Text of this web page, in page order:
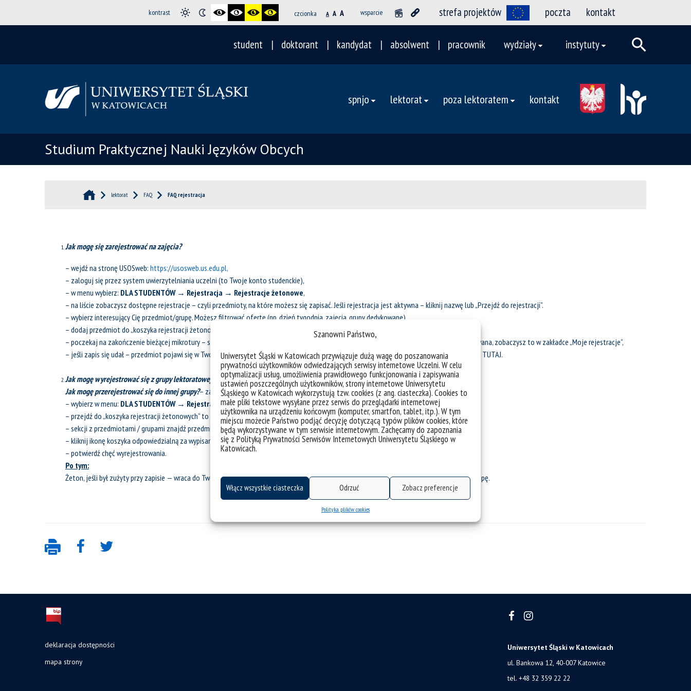
Szanowni Państwo,
Uniwersytet Śląski w Katowicach przywiązuje dużą wagę do poszanowania
prywatności użytkowników odwiedzających serwisy internetowe Uczelni. W celu
optymalizacji usług, umożliwienia prawidłowego funkcjonowania i zapisywania
ustawień poszczególnych użytkowników, strony internetowe Uniwersytetu
Śląskiego w Katowicach wykorzystują tzw. cookies (z ang. ciasteczka). Cookies to
małe pliki tekstowe wysyłane przez serwis do przeglądarki internetowej
użytkownika na urządzeniu końcowym (komputer, smartfon, tablet, itp.). W tym
miejscu możecie Państwo podjąć decyzję dotyczącą typów plików cookies, które
będą wykorzystywane w tym serwisie internetowym. Zachęcamy do zapoznania
się z Polityką Prywatności Serwisów Internetowych Uniwersytetu Śląskiego w
Katowicach.
Włącz wszystkie ciasteczka Odrzuć Zobacz preferencje
Polityka plików cookies
kontrast czcionka A A A wsparcie strefa projektów poczta kontakt
student doktorant kandydat absolwent pracownik wydziały instytuty
spnjo lektorat poza lektoratem kontakt
Studium Praktycznej Nauki Języków Obcych
lektorat FAQ FAQ rejestracja
Jak mogę się zarejestrować na zajęcia?
– wejdź na stronę USOSweb: https://usosweb.us.edu.pl,
– zaloguj się przez system uwierzytelniania uczelni (to Twoje konto studenckie),
– w menu wybierz: DLA STUDENTÓW → Rejestracja → Rejestracje żetonowe,
– na liście zobaczysz dostępne rejestracje – czyli przedmioty, na które możesz się zapisać. Jeśli rejestracja jest aktywna – kliknij nazwę lub „Przejdź do rejestracji”.
– wybierz interesujący Cię przedmiot/grupę. Możesz filtrować ofertę (np. dzień tygodnia, zajęcia, grupy dedykowane),
– dodaj przedmiot do „koszyka rejestracji żetonowych” – kliknij ikonę koszyka przy danej grupie. To złoży Twoją prośbę o zapis.
– poczekaj na zakończenie bieżącej mikrotury – system wtedy przypisze studentów do grup. Jeśli w grupie Twoja prośba zostanie zaakceptowana, zobaczysz to w zakładce „Moje rejestracje”,
– jeśli zapis się udał – przedmiot pojawi się w Twoich rejestracjach i automatycznie zniknie z koszyka.Link do pełnej instrukcji znajduje się TUTAJ.
Jak mogę wyrejestrować się z grupy lektoratowej?
Jak mogę przerejestrować się do innej grupy?– zaloguj się na USOSweb: przejdź na stronę, zaloguj się przez swoje konto studenckie,
– wybierz w menu: DLA STUDENTÓW → Rejestracja → Rejestracje żetonowe,
– przejdź do „koszyka rejestracji żetonowych” to miejsce, gdzie widzisz wszystkie swoje bieżące zapisy / prośby o zapisu,
– sekcji z przedmiotami / grupami znajdź przedmiot/grupę, z której chcesz się wypisać,
– kliknij ikonę koszyka odpowiedzialną za wypisanie ( czerwony koszyk)
– potwierdź chęć wyrejestrowania.
Po tym:
Żeton, jeśli był zużyty przy zapisie — wraca do Twojego „koszyka żetonów”. Dzięki temu możesz użyć go do zapisania się na inny lektorat / grupę.
deklaracja dostępności
mapa strony
Uniwersytet Śląski w Katowicach
ul. Bankowa 12, 40-007 Katowice
tel. +48 32 359 22 22